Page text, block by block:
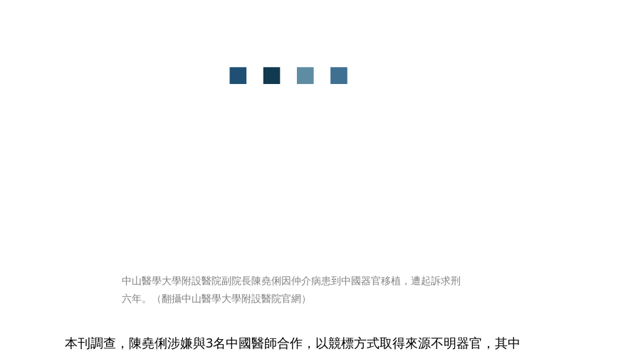
中山醫學大學附設醫院副院長陳堯俐因仲介病患到中國器官移植，遭起訴求刑
六年。（翻攝中山醫學大學附設醫院官網）
本刊調查，陳堯俐涉嫌與3名中國醫師合作，以競標方式取得來源不明器官，其中